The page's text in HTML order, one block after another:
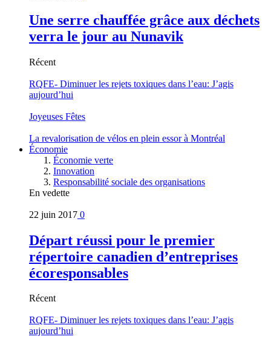
Une serre chauffée grâce aux déchets
verra le jour au Nunavik
Récent
RQFE- Diminuer les rejets toxiques dans l’eau: J’agis
aujourd’hui
Joyeuses Fêtes
La revalorisation de vélos en plein essor à Montréal
Économie
Économie verte
Innovation
Responsabilité sociale des organisations
En vedette
22 juin 2017 0
Départ réussi pour le premier
répertoire canadien d’entreprises
écoresponsables
Récent
RQFE- Diminuer les rejets toxiques dans l’eau: J’agis
aujourd’hui